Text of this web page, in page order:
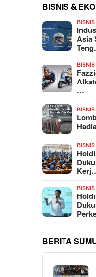
BISNIS &
BISNIS
Asia
BISNIS
…
BISNIS
BISNIS
BISNIS
BERITA